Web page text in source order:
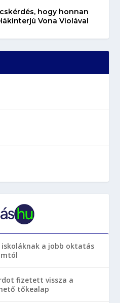
hogy honnan
Vona Violával
a jobb oktatás
fizetett vissza a
tőkealap